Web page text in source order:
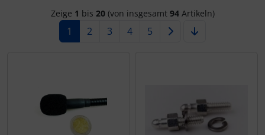
Zeige 1 bis 20(von insgesamt 94Artikeln)
1 2 3 4 5